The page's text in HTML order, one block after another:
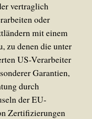
vertraglich
oder
mit einem
zu denen die unter
US-Verarbeiter
Garantien,
durch
der EU-
Zertifizierungen